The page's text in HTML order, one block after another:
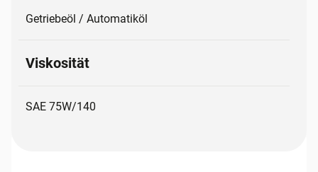
Getriebeöl / Automatiköl
Viskosität
SAE 75W/140